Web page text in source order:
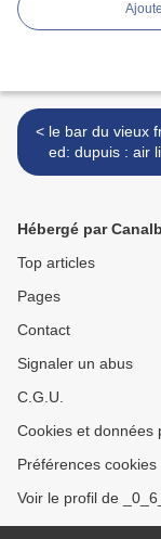
< le bar du vieux francais (
ed: dupuis : air
Hébergé par
Top articles
Pages
Contact
Signaler un abus
C.G.U.
Cookies et données
Préférences cookies
Voir le profil de